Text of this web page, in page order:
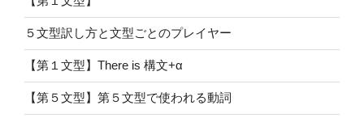
５文型訳し方と文型ごとのプレイヤー
【第１文型】There is 構文+α
【第５文型】第５文型で使われる動詞